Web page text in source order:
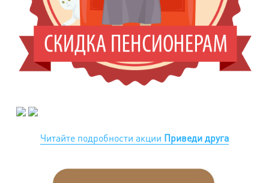
Читайте подробности акции Приведи друга